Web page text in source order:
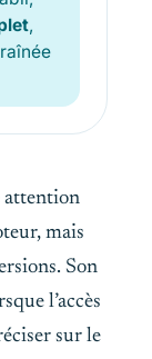
,
attention
mais
Son
l’accès
sur le